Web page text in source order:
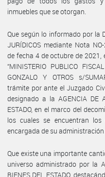
inmuebles que se otorgan.
Que según lo informado por la
JURÍDICOS mediante Nota
de fecha 4 de octubre de
“MINISTERIO PUBLICO
GONZALO Y OTROS s/
trámite por ante el Juzgado
designado a la AGENCIA DE
ESTADO, en el marco del
los cuales se encuentran
encargada de su
Que existe una importante
universo administrado por la
BIENES DEL ESTADO,